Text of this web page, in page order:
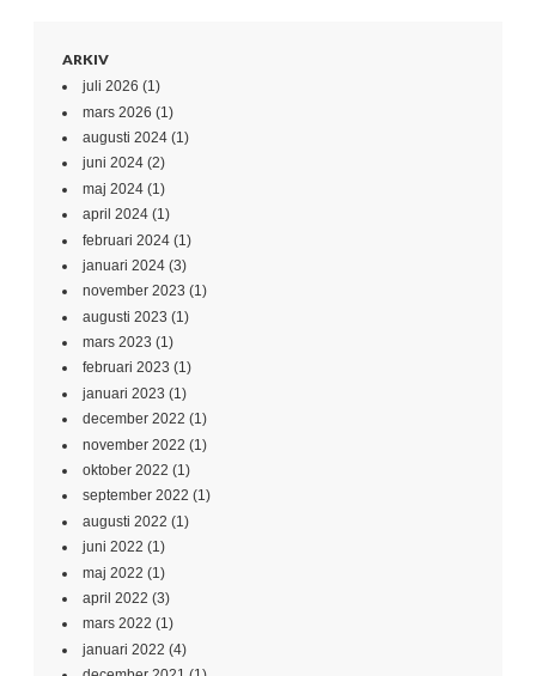
ARKIV
juli 2026 (1)
mars 2026 (1)
augusti 2024 (1)
juni 2024 (2)
maj 2024 (1)
april 2024 (1)
februari 2024 (1)
januari 2024 (3)
november 2023 (1)
augusti 2023 (1)
mars 2023 (1)
februari 2023 (1)
januari 2023 (1)
december 2022 (1)
november 2022 (1)
oktober 2022 (1)
september 2022 (1)
augusti 2022 (1)
juni 2022 (1)
maj 2022 (1)
april 2022 (3)
mars 2022 (1)
januari 2022 (4)